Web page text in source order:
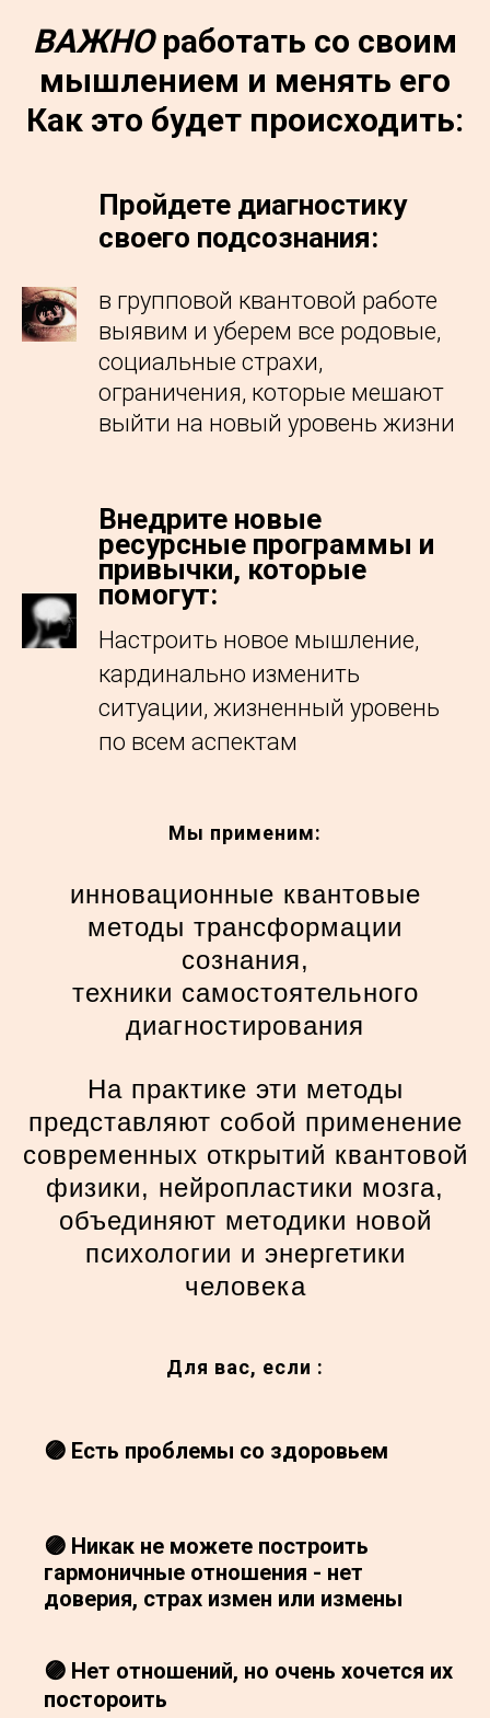
ВАЖНО работать со своим
мышлением и менять его
Как это будет происходить:
Пройдете диагностику
своего подсознания:
в групповой квантовой работе
выявим и уберем все родовые,
социальные страхи,
ограничения, которые мешают
выйти на новый уровень жизни
Внедрите новые
ресурсные программы и
привычки, которые
помогут:
Настроить новое мышление,
кардинально изменить
ситуации, жизненный уровень
по всем аспектам
Мы применим:
инновационные квантовые
методы трансформации
сознания,
техники самостоятельного
диагностирования
На практике эти методы
представляют собой применение
современных открытий квантовой
физики, нейропластики мозга,
объединяют методики новой
психологии и энергетики
человека
Для вас, если :
🟣 Есть проблемы со здоровьем
🟣 Никак не можете построить
гармоничные отношения - нет
доверия, страх измен или измены
🟣 Нет отношений, но очень хочется их
постороить